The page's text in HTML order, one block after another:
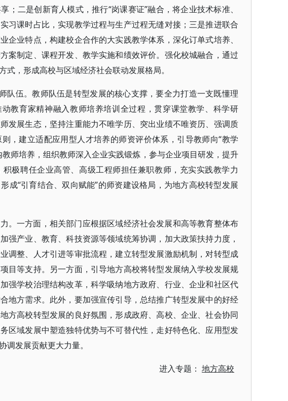
；二是创新育人模式，推行“岗课赛证”融合，将企业技术标准、
习课时占比，实现教学过程与生产过程无缝对接；三是推进联合
企业特点，构建校企合作的大实践教学体系，深化订单式培养、
案制定、课程开发、教学实施和绩效评价。强化校城融合，通过
，形成高校与区域经济社会联动发展格局。
队伍。教师队伍是转型发展的核心支撑，要全力打造一支既懂理
教育家精神融入教师培养培训全过程，贯穿课堂教学、科学研
发展生态，坚持注重能力不唯学历、突出业绩不唯资历、强调质
，建立适配应用型人才培养的师资评价体系，引导教师向“教学
师培养，组织教师深入企业实践锻炼，参与企业项目研发，提升
极聘任企业高管、高级工程师担任兼职教师，充实实践教学力
成“引育结合、双向赋能”的师资建设格局，为地方高校转型发展
。一方面，相关部门应根据区域经济社会发展和高等教育整体布
强产业、教育、科技资源等领域统筹协调，加大政策扶持力度，
调整、人才引进等审批流程，建立转型发展激励机制，对转型成
目等支持。另一方面，引导地方高校将转型发展纳入学校发展规
强学校治理结构改革，科学吸纳地方政府、行业、企业和社区代
地方需求。此外，要加强宣传引导，总结推广转型发展中的好经
方高校转型发展的良好氛围，形成政府、高校、企业、社会协同
区域发展中塑造独特优势与不可替代性，走好特色化、应用型发
调发展贡献更大力量。
进入专题： 地方高校